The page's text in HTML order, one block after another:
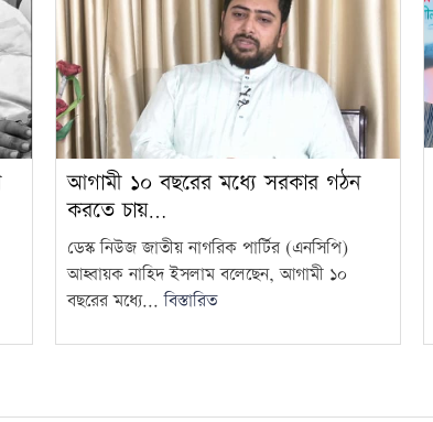
আগামী ১০ বছরের মধ্যে সরকার গঠন
করতে চায়…
ডেস্ক নিউজ জাতীয় নাগরিক পার্টির (এনসিপি)
আহ্বায়ক নাহিদ ইসলাম বলেছেন, আগামী ১০
বছরের মধ্যে...বিস্তারিত